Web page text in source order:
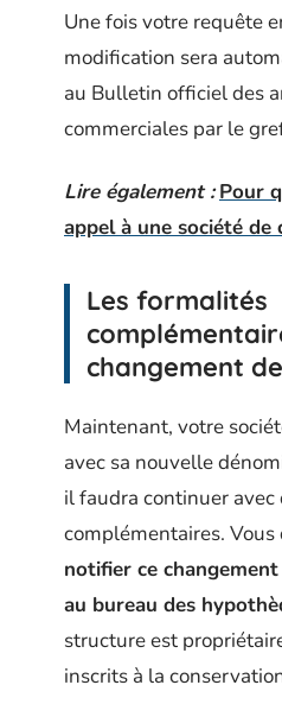
Une fois votre requête
modification sera
au Bulletin officiel des
commerciales par le
Lire également : Pour
appel à une société de
Les formalités
changement
Maintenant, votre
avec sa nouvelle
il faudra continuer
complémentaires.
notifier ce
au bureau des
structure est
inscrits à la